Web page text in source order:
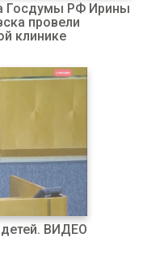
Госдумы РФ Ирины
провели
клинике
детей. ВИДЕО